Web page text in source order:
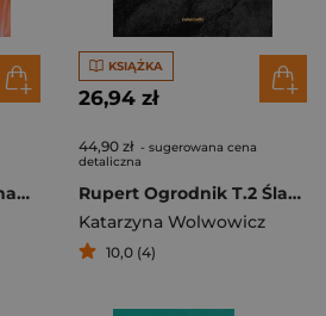
Szczęścia można się nauczyć
KSIĄŻKA
26,94 zł
44,90 zł - sugerowana cena
detaliczna
Rupert Ogrodnik T.2 Śladami zatartych wspomnień
Katarzyna Wolwowicz
10,0 (4)